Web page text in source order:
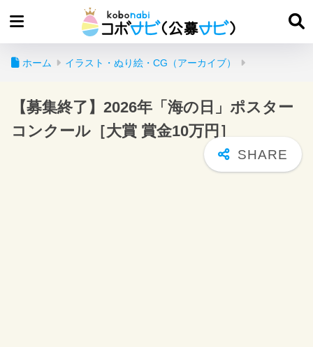
ホーム イラスト・ぬり絵・CG（アーカイブ）
【募集終了】2026年「海の日」ポスター
コンクール［大賞 賞金10万円］